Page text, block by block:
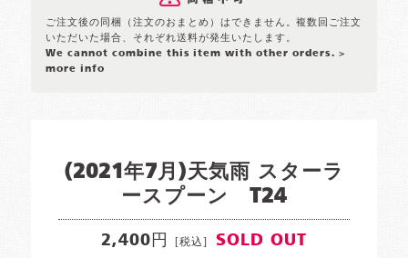
ご注文後の同梱（注文のおまとめ）はできません。複数回ご注文
いただいた場合、それぞれ送料が発生いたします。
We cannot combine this item with other orders. >
more info
(2021年7月)天気雨 スターラ
ースプーン T24
2,400円 [税込] SOLD OUT